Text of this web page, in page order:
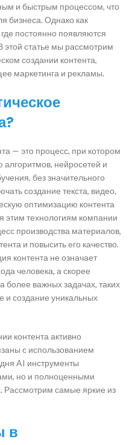
и быстрым процессом, что
бизнеса. Однако как
постоянно появляются
статье мы рассмотрим
создании контента,
маркетинга и рекламы.
— это процесс, при котором
нейросетей и
без значительного
создание текста, видео,
оптимизацию контента
этим технологиям компании
производства материалов,
и повысить его качество.
контента не означает
человека, а скорее
более важных задачах, таких
и создание уникальных
контента активно
с использованием
AI инструменты
но и полноценными
Рассмотрим самые яркие из
в